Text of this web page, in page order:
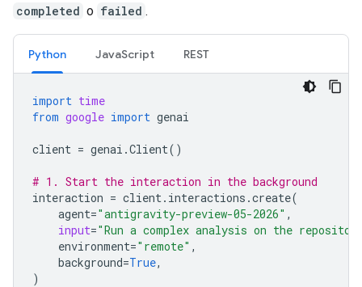
completed o failed .
Python JavaScript REST
import time
from google import genai
client = genai .Client()
# 1. Start the interaction in the background
interaction = client. interactions .create(
agent="antigravity-preview-05-2026" ,
input="Run a complex analysis on the
environment="remote" ,
background=True,
)